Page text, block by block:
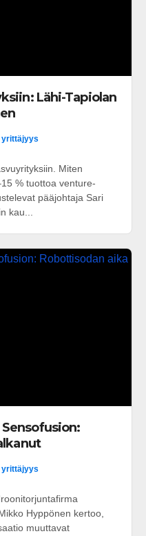
Lähi-Tapiolan
yrittäjyys
Miten
% tuottoa venture-
pääjohtaja Sari
kau...
yrittäjyys
Hyppönen kertoo,
muuttavat